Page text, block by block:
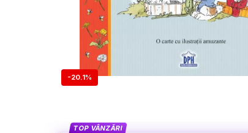
-20.1%
TOP VÂNZĂRI